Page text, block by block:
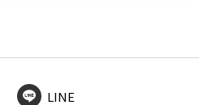
LINE